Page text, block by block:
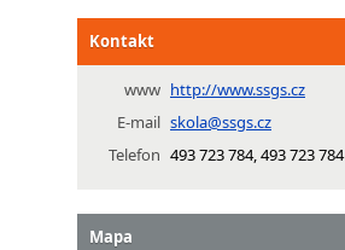
Kontakt
www http://www.ssgs.cz
E-mail skola@ssgs.cz
Telefon 493 723 784, 493 723 784
Mapa